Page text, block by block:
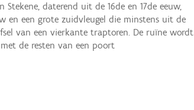
daterend uit de 16de en 17de eeuw,
en een grote zuidvleugel die minstens uit de
van een vierkante traptoren. De ruïne wordt
de resten van een poort